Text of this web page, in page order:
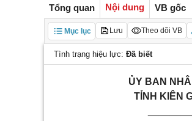
Tổng quan Nội dung VB gốc
Mục lục Lưu Theo dõi VB
Tình trạng hiệu lực: Đã biết
ỦY BAN
TỈNH KIÊN